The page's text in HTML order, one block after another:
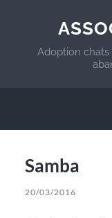
Adoption chats
Samba
20/03/2016